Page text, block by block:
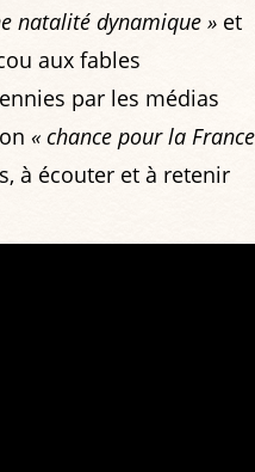
natalité dynamique » et
aux fables
par les médias
« chance pour la France
à écouter et à retenir